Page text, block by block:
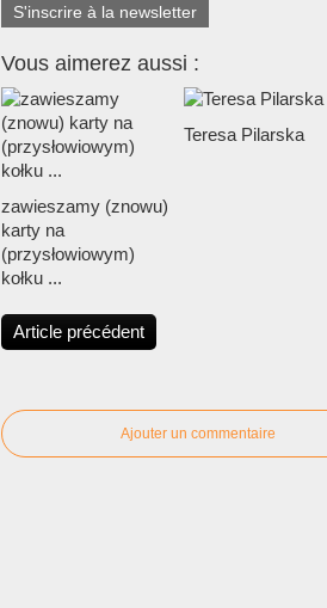
S'inscrire à la newsletter
Vous aimerez aussi :
zawieszamy (znowu)
karty na
(przysłowiowym)
kołku ...
Teresa Pilarska
Article précédent
Ajouter un commentaire